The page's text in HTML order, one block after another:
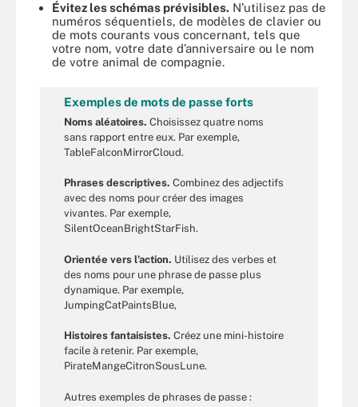
Évitez les schémas prévisibles. N’utilisez pas de
numéros séquentiels, de modèles de clavier ou
de mots courants vous concernant, tels que
votre nom, votre date d’anniversaire ou le nom
de votre animal de compagnie.
Exemples de mots de passe forts
Noms aléatoires. Choisissez quatre noms
sans rapport entre eux. Par exemple,
TableFalconMirrorCloud.
Phrases descriptives. Combinez des adjectifs
avec des noms pour créer des images
vivantes. Par exemple,
SilentOceanBrightStarFish.
Orientée vers l’action. Utilisez des verbes et
des noms pour une phrase de passe plus
dynamique. Par exemple,
JumpingCatPaintsBlue,
Histoires fantaisistes. Créez une mini-histoire
facile à retenir. Par exemple,
PirateMangeCitronSousLune.
Autres exemples de phrases de passe :